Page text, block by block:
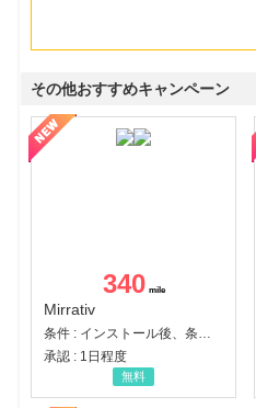
その他おすすめキャンペーン
340
Mirrativ
条件 : インストール後、条件達成
承認 : 1日程度
無料